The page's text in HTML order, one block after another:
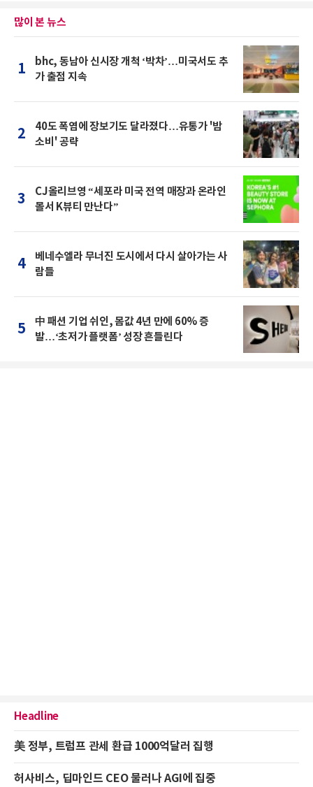
많이 본 뉴스
1
bhc, 동남아 신시장 개척 ‘박차’…미국서도 추
가 출점 지속
2
40도 폭염에 장보기도 달라졌다…유통가 '밤
소비' 공략
3
CJ올리브영 “세포라 미국 전역 매장과 온라인
몰서 K뷰티 만난다”
4
베네수엘라 무너진 도시에서 다시 살아가는 사
람들
5
中 패션 기업 쉬인, 몸값 4년 만에 60% 증
발…‘초저가 플랫폼’ 성장 흔들린다
Headline
美 정부, 트럼프 관세 환급 1000억달러 집행
허사비스, 딥마인드 CEO 물러나 AGI에 집중